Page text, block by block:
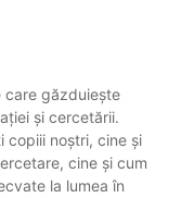
care găzduiește
și cercetării.
copiii noștri, cine și
cine și cum
la lumea în